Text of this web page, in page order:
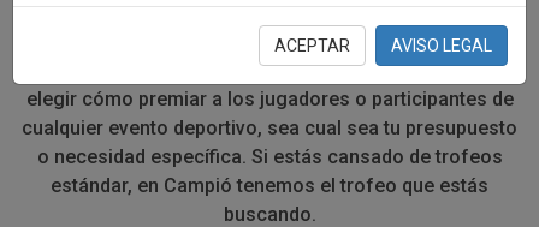
ACEPTAR AVISO LEGAL
Si buscas trofeos deportivos con formas alegóricas, en
Campió podrás encontrar una gran variedad. Ponemos a
tu disposición trofeos personalizables para que puedas
elegir cómo premiar a los jugadores o participantes de
cualquier evento deportivo, sea cual sea tu presupuesto
o necesidad específica. Si estás cansado de trofeos
estándar, en Campió tenemos el trofeo que estás
buscando.